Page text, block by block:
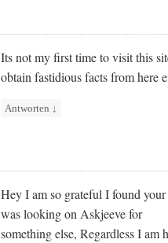
Its not my first time to visit this
obtain fastidious facts from here
Antworten ↓
Hey I am so grateful I found
was looking on Askjeeve for
something else, Regardless I am